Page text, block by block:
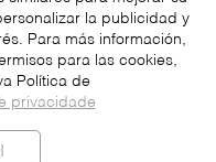
la publicidad y
Para más información,
para las cookies,
Política de
privacidade